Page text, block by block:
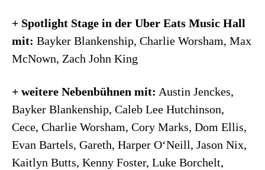
+ Spotlight Stage in der Uber Eats Music Hall
mit: Bayker Blankenship, Charlie Worsham, Max
McNown, Zach John King
+ weitere Nebenbühnen mit: Austin Jenckes,
Bayker Blankenship, Caleb Lee Hutchinson,
Cece, Charlie Worsham, Cory Marks, Dom Ellis,
Evan Bartels, Gareth, Harper O‘Neill, Jason Nix,
Kaitlyn Butts, Kenny Foster, Luke Borchelt,